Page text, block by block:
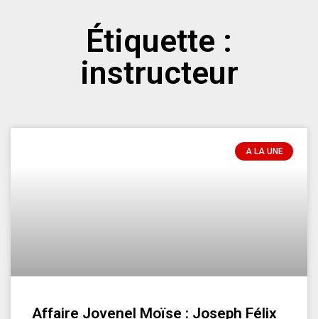
Étiquette :
instructeur
A LA UNE
Affaire Jovenel Moïse : Joseph Félix